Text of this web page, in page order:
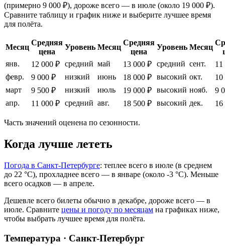
(примерно 9 000 ₽), дороже всего — в июле (около 19 000 ₽).
Сравните таблицу и график ниже и выберите лучшее время
для полёта.
Месяц
Средняя
цена
Уровень Месяц
Средняя
цена
Уровень Месяц
янв.
12 000 ₽ средний май 13 000 ₽ средний сент.
11
февр.
9 000 ₽ низкий июнь 18 000 ₽ высокий окт.
10
март
9 500 ₽ низкий июль 19 000 ₽ высокий нояб.
9
апр.
11 000 ₽ средний авг. 18 500 ₽ высокий дек. 16
Часть значений оценена по сезонности.
Когда лучше лететь
Погода в Санкт-Петербурге: теплее всего в июле (в среднем
до 22 °C), прохладнее всего — в январе (около -3 °C). Меньше
всего осадков — в апреле.
Дешевле всего билеты обычно в декабре, дороже всего — в
июле. Сравните цены и погоду по месяцам на графиках ниже,
чтобы выбрать лучшее время для полёта.
Температура · Санкт-Петербург